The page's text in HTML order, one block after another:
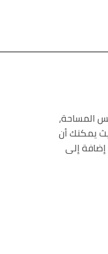
المساحة،
يمكنك أن
إلى